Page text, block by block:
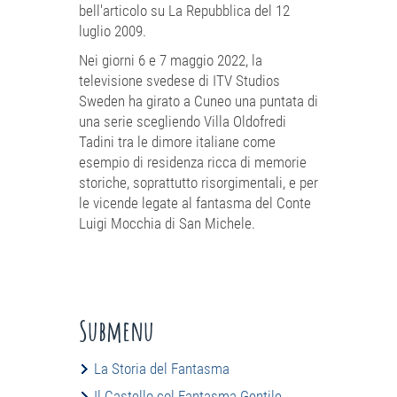
bell'articolo su La Repubblica del 12
luglio 2009.
Nei giorni 6 e 7 maggio 2022, la
televisione svedese di ITV Studios
Sweden ha girato a Cuneo una puntata di
una serie scegliendo Villa Oldofredi
Tadini tra le dimore italiane come
esempio di residenza ricca di memorie
storiche, soprattutto risorgimentali, e per
le vicende legate al fantasma del Conte
Luigi Mocchia di San Michele.
Submenu
La Storia del Fantasma